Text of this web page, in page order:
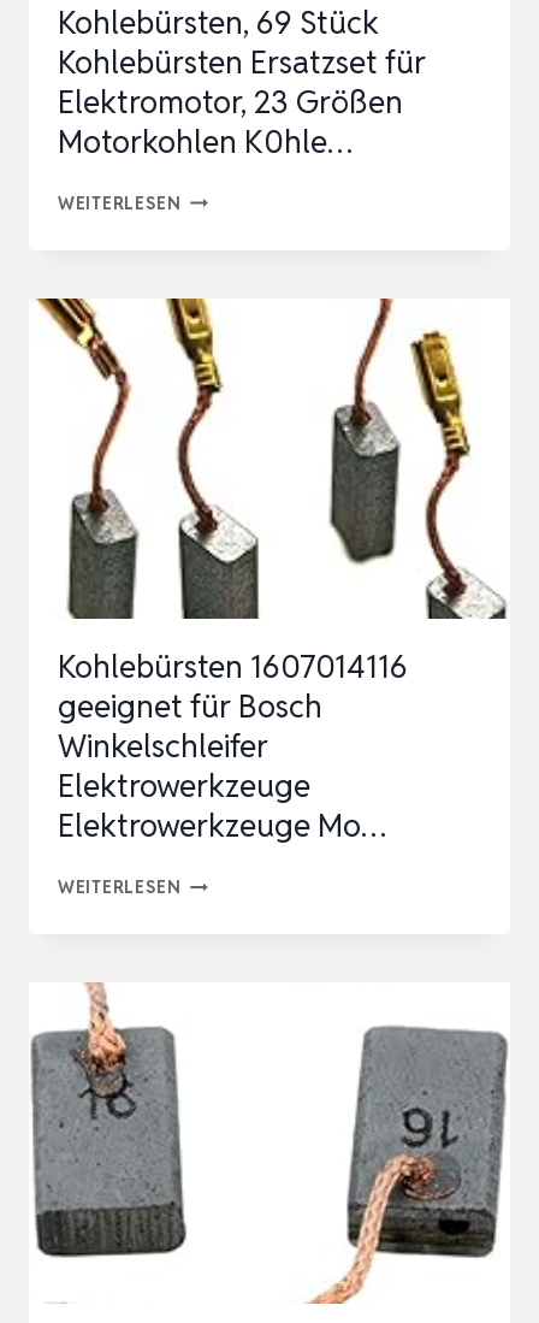
Kohlebürsten, 69 Stück
Kohlebürsten Ersatzset für
Elektromotor, 23 Größen
Motorkohlen K0hle…
WEITERLESEN KOHLEBÜRSTEN,
KOHLEBÜRSTEN
ERSATZSET
FÜR
ELEKTROMOTOR,
23
GRÖSSEN M
OTORKOHLEN K
0HLE…
Kohlebürsten 1607014116
geeignet für Bosch
Winkelschleifer
Elektrowerkzeuge
Elektrowerkzeuge Mo…
WEITERLESEN KOHLEBÜRSTEN
ELEKTROWERKZEUGE
ELEKTROWERKZEUGE
MO…